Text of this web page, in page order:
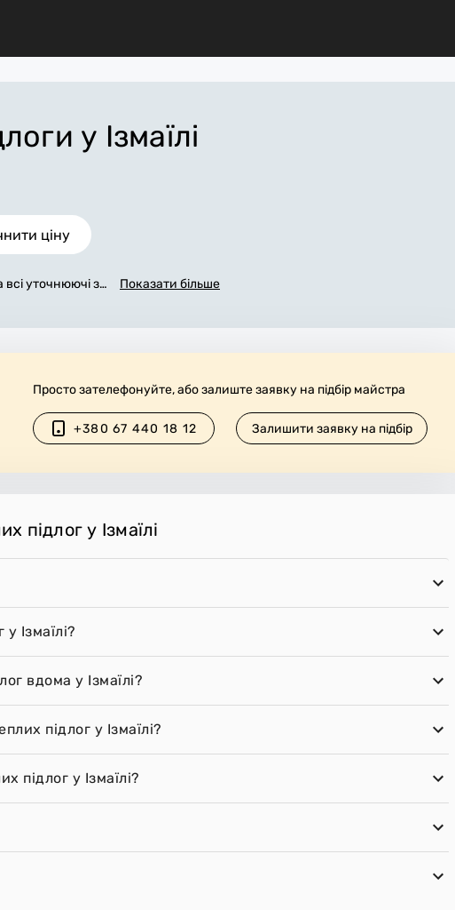
у Ізмаїлі
ціну
всі уточнюючі за
За додатк
місце.
Показати більше
Просто зателефонуйте, або залиште заявку на підбір майстра
+380 67 440 18 12 Залишити заявку на підбір
підлог у Ізмаїлі
Ізмаїлі?
вдома у Ізмаїлі?
підлог у Ізмаїлі?
підлог у Ізмаїлі?